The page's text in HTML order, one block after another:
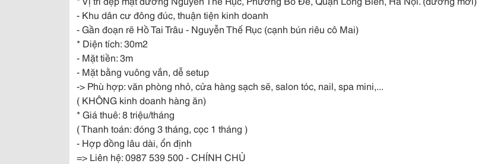
- Khu dân cư đông đúc, thuận tiện kinh doanh
- Gần đoạn rẽ Hồ Tai Trâu - Nguyễn Thế Rục (cạnh bún riêu cô Mai)
* Diện tích: 30m2
- Mặt tiền: 3m
- Mặt bằng vuông vắn, dễ setup
-> Phù hợp: văn phòng nhỏ, cửa hàng sạch sẽ, salon tóc, nail, spa mini,...
( KHÔNG kinh doanh hàng ăn)
* Giá thuê: 8 triệu/tháng
( Thanh toán: đóng 3 tháng, cọc 1 tháng )
- Hợp đồng lâu dài, ổn định
=> Liên hệ: 0987 539 500 - CHÍNH CHỦ